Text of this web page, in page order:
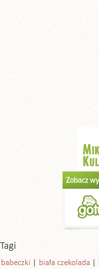
Tagi
babeczki biała czekolada